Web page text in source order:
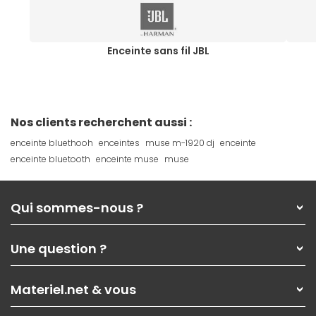
Enceinte sans fil JBL
Nos clients recherchent aussi :
enceinte bluethooh enceintes muse m-1920 dj enceinte
enceinte bluetooth enceinte muse muse
Qui sommes-nous ?
Nos services
Les magasins Materiel.net
Nos solutions pour les pros
Contactez-nous
Une question ?
Paiement, livraison
Garanties,Pack Zen
Materiel.net & vous